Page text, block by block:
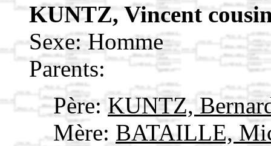
KUNTZ, Vincent
Sexe: Homme
Parents:
Père:KUNTZ,
Mère: BATAILLE,